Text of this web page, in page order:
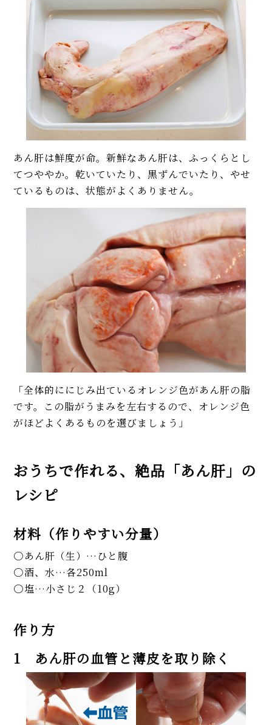
あん肝は鮮度が命。新鮮なあん肝は、ふっくらとし
てつややか。乾いていたり、黒ずんでいたり、やせ
ているものは、状態がよくありません。
「全体的ににじみ出ているオレンジ色があん肝の脂
です。この脂がうまみを左右するので、オレンジ色
がほどよくあるものを選びましょう」
おうちで作れる、絶品「あん肝」の
レシピ
材料（作りやすい分量）
あん肝（生）…ひと腹
酒、水…各250ml
塩…小さじ２（10g）
作り方
1 あん肝の血管と薄皮を取り除く